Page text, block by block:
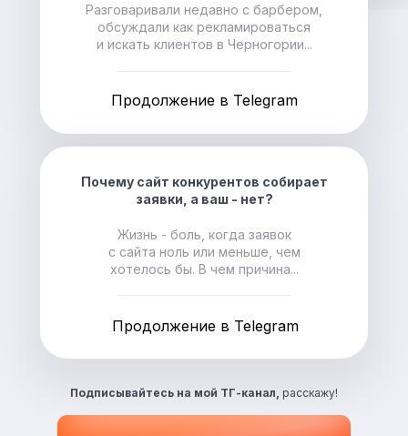
Подписывайтесь на мой ТГ-канал, расскажу!
Разговаривали недавно с барбером,
обсуждали как рекламироваться
и искать клиентов в Черногории...
Продолжение в Telegram
Почему сайт конкурентов собирает
заявки, а ваш - нет?
Жизнь - боль, когда заявок
с сайта ноль или меньше, чем
хотелось бы. В чем причина...
Продолжение в Telegram